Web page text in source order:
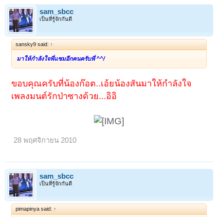
sam_sbcc
เป็นที่รู้จักกันดี
sansky9 said: ↑
มาให้กำลังใจพี่แซมอีกคนครับพี่ ^^/
ขอบคุณครับที่น้องก๊อต..เอ้ยน้องสันมาให้กำลังใจ
เพลงมนต์รักป่าซางด้วย...อิอิ
28 พฤศจิกายน 2010
sam_sbcc
เป็นที่รู้จักกันดี
pimapinya said: ↑